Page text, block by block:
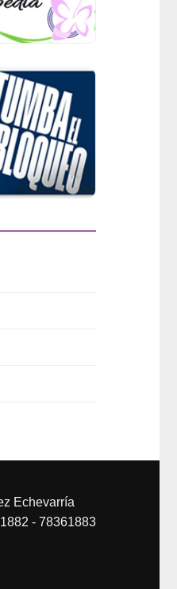
Echevarría
- 78361883